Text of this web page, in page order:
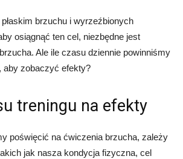
brzuchu i wyrzeźbionych
osiągnąć ten cel, niezbędne jest
Ale ile czasu dziennie powinniśmy
aby zobaczyć efekty?
treningu na efekty
poświęcić na ćwiczenia brzucha, zależy
jak nasza kondycja fizyczna, cel